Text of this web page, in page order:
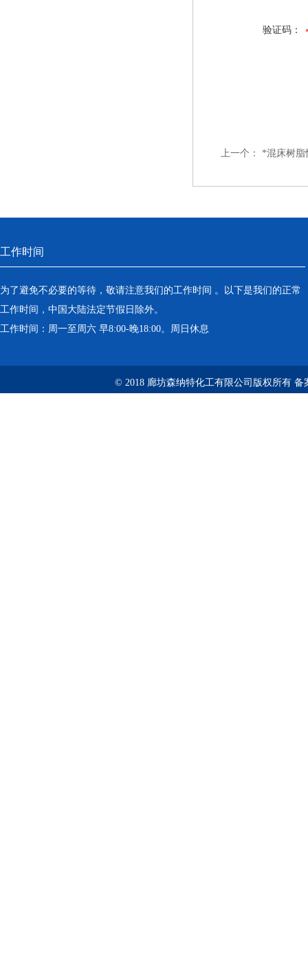
验证码：
上一个： *混床树脂
工作时间
为了避免不必要的等待，敬请注意我们的工作时间 。以下是我们的正常
工作时间，中国大陆法定节假日除外。
工作时间：周一至周六 早8:00-晚18:00。周日休息
© 2018 廊坊森纳特化工有限公司版权所有 备